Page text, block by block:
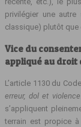
privilégier une
classique) plutôt que
Vice du
appliqué au droit
L’article 1130 du
erreur, dol et violence
s’appliquent
terrain est propice